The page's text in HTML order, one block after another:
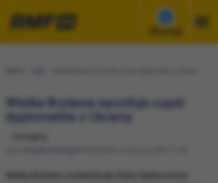
Słuchaj
Wielka Brytania wycofuje część
dyplomatów z Ukrainy